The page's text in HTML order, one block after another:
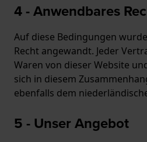
4 - Anwendbares
Auf diese Bedingungen
Recht angewandt. Jeder
Waren von dieser Website
sich in diesem
ebenfalls dem
5 - Unser Angebot